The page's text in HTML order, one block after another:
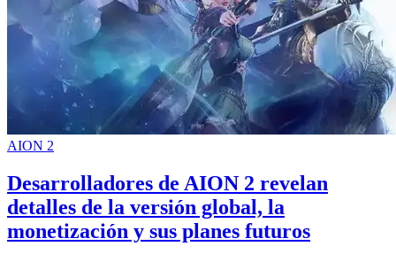
AION 2
Desarrolladores de AION 2 revelan
detalles de la versión global, la
monetización y sus planes futuros